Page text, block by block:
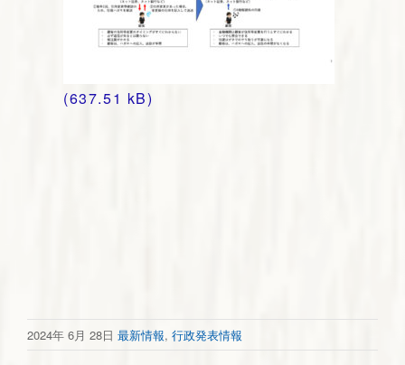
2024年 6月 28日 最新情報, 行政発表情報